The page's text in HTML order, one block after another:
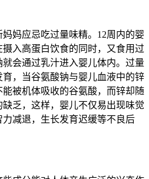
妈应忌吃过量味精。12周内的婴
入高蛋白饮食的同时，又食用过
会通过乳汁进入婴儿体内。过量
，当谷氨酸钠与婴儿血液中的锌
被机体吸收的谷氨酸，而锌却随
乏，这样，婴儿不仅易出现味觉
减退，生长发育迟缓等不良后